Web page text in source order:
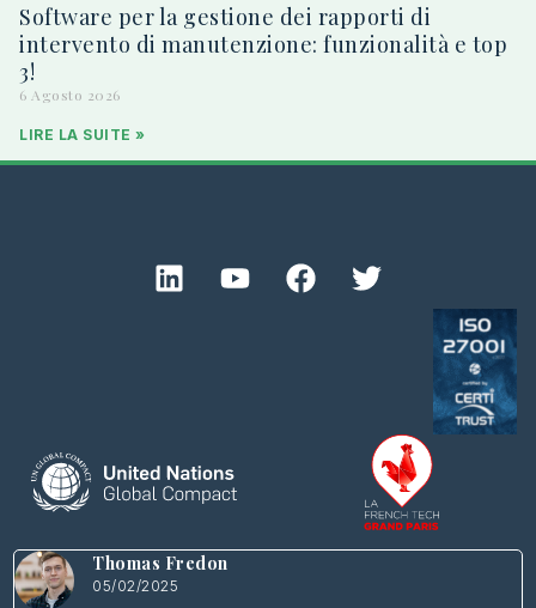
Software per la gestione dei rapporti di
intervento di manutenzione: funzionalità e top
3!
6 Agosto 2026
LIRE LA SUITE »
Thomas Fredon
05/02/2025